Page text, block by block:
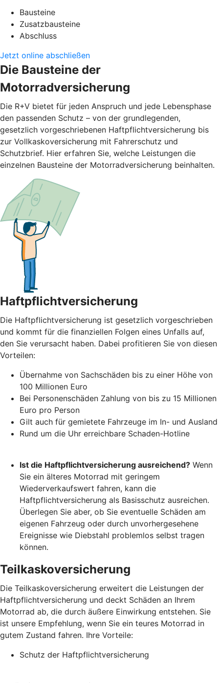
Bausteine
Zusatzbausteine
Abschluss
Jetzt online abschließen
Die Bausteine der
Motorradversicherung
Die R+V bietet für jeden Anspruch und jede Lebensphase
den passenden Schutz – von der grundlegenden,
gesetzlich vorgeschriebenen Haftpflichtversicherung bis
zur Vollkaskoversicherung mit Fahrerschutz und
Schutzbrief. Hier erfahren Sie, welche Leistungen die
einzelnen Bausteine der Motorradversicherung beinhalten.
Haftpflichtversicherung
Die Haftpflichtversicherung ist gesetzlich vorgeschrieben
und kommt für die finanziellen Folgen eines Unfalls auf,
den Sie verursacht haben. Dabei profitieren Sie von diesen
Vorteilen:
Übernahme von Sachschäden bis zu einer Höhe von
100 Millionen Euro
Bei Personenschäden Zahlung von bis zu 15 Millionen
Euro pro Person
Gilt auch für gemietete Fahrzeuge im In- und Ausland
Rund um die Uhr erreichbare Schaden-Hotline
Ist die Haftpflichtversicherung ausreichend? Wenn
Sie ein älteres Motorrad mit geringem
Wiederverkaufswert fahren, kann die
Haftpflichtversicherung als Basisschutz ausreichen.
Überlegen Sie aber, ob Sie eventuelle Schäden am
eigenen Fahrzeug oder durch unvorhergesehene
Ereignisse wie Diebstahl problemlos selbst tragen
können.
Teilkaskoversicherung
Die Teilkaskoversicherung erweitert die Leistungen der
Haftpflichtversicherung und deckt Schäden an Ihrem
Motorrad ab, die durch äußere Einwirkung entstehen. Sie
ist unsere Empfehlung, wenn Sie ein teures Motorrad in
gutem Zustand fahren. Ihre Vorteile:
Schutz der Haftpflichtversicherung